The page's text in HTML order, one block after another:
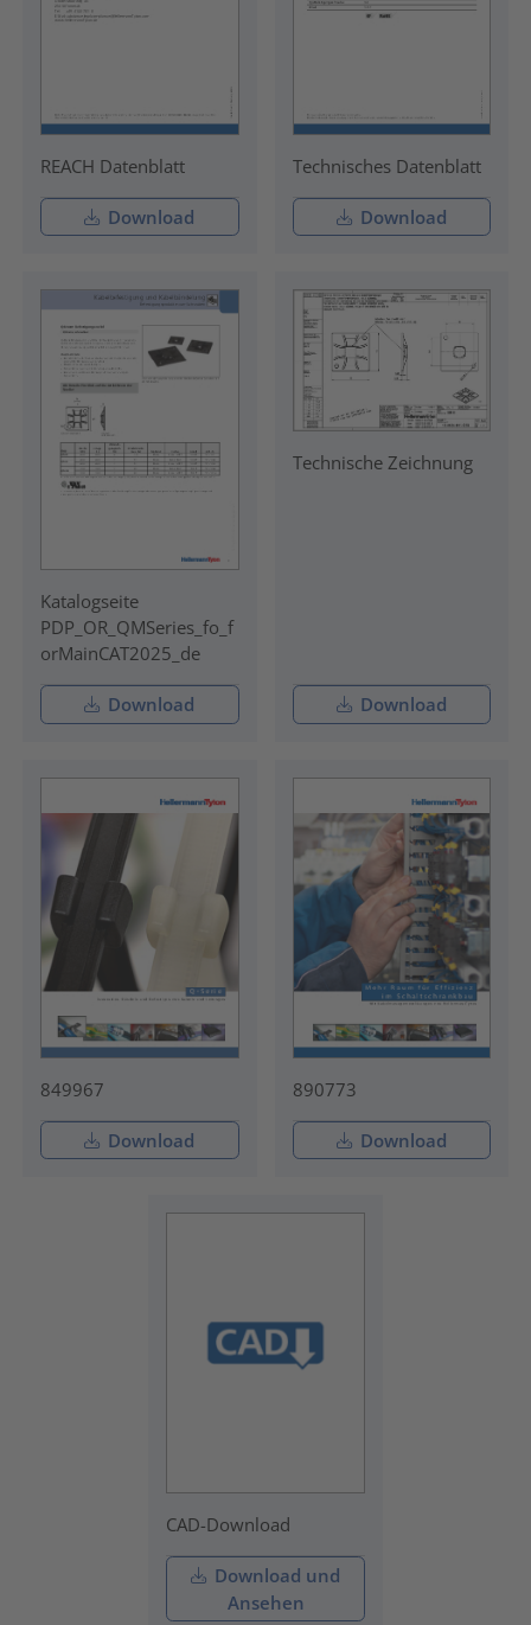
REACH Datenblatt
Download
Technisches Datenblatt
Download
Katalogseite
PDP_OR_QMSeries_fo_f
orMainCAT2025_de
Download
Technische Zeichnung
Download
849967
Download
890773
Download
CAD-Download
Download und
Ansehen